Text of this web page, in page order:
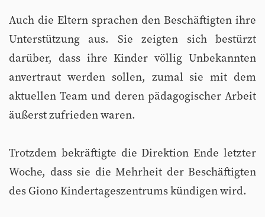
Auch die Eltern sprachen den Beschäftigten ihre
Unterstützung aus. Sie zeigten sich bestürzt
darüber, dass ihre Kinder völlig Unbekannten
anvertraut werden sollen, zumal sie mit dem
aktuellen Team und deren pädagogischer Arbeit
äußerst zufrieden waren.
Trotzdem bekräftigte die Direktion Ende letzter
Woche, dass sie die Mehrheit der Beschäftigten
des Giono Kindertageszentrums kündigen wird.